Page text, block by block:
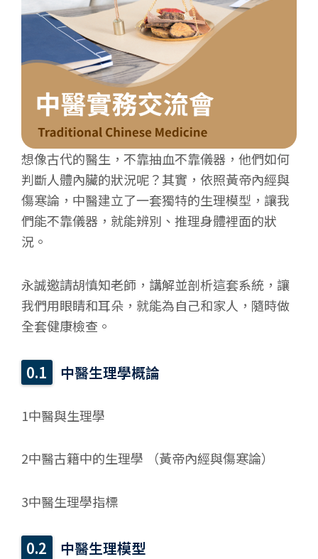
想像古代的醫生，不靠抽血不靠儀器，他們如何
判斷人體內臟的狀況呢？其實，依照黃帝內經與
傷寒論，中醫建立了一套獨特的生理模型，讓我
們能不靠儀器，就能辨別、推理身體裡面的狀
況。
永誠邀請胡慎知老師，講解並剖析這套系統，讓
我們用眼睛和耳朵，就能為自己和家人，隨時做
全套健康檢查。
中醫生理學概論
1中醫與生理學
2中醫古籍中的生理學 （黃帝內經與傷寒論）
3中醫生理學指標
中醫生理模型